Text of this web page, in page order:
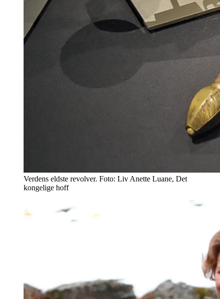
Verdens eldste revolver. Foto: Liv Anette Luane, Det
kongelige hoff